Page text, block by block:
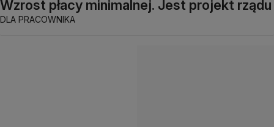
Wzrost płacy minimalnej. Jest projekt rządu
DLA PRACOWNIKA